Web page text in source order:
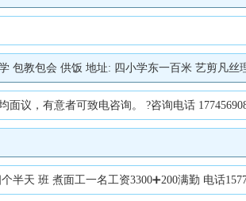
包教包会 供饭 地址: 四小学东一百米 艺剪凡丝
议，有意者可致电咨询。 ?咨询电话
天 班 煮面工一名工资3300➕200满勤 电话